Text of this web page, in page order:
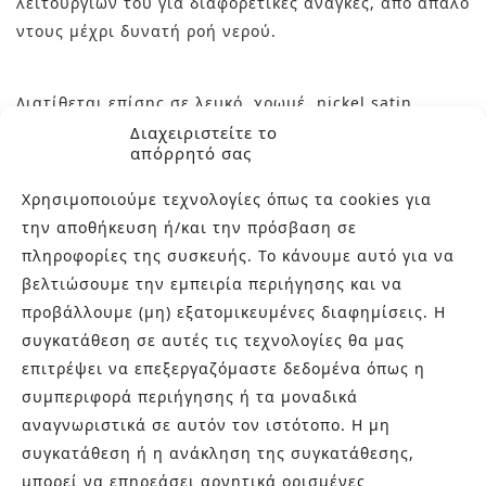
Διαχειριστείτε το
απόρρητό σας
Χρησιμοποιούμε τεχνολογίες όπως τα cookies για
την αποθήκευση ή/και την πρόσβαση σε
πληροφορίες της συσκευής. Το κάνουμε αυτό για να
βελτιώσουμε την εμπειρία περιήγησης και να
προβάλλουμε (μη) εξατομικευμένες διαφημίσεις. Η
συγκατάθεση σε αυτές τις τεχνολογίες θα μας
επιτρέψει να επεξεργαζόμαστε δεδομένα όπως η
συμπεριφορά περιήγησης ή τα μοναδικά
αναγνωριστικά σε αυτόν τον ιστότοπο. Η μη
συγκατάθεση ή η ανάκληση της συγκατάθεσης,
μπορεί να επηρεάσει αρνητικά ορισμένες
ντους μέχρι δυνατή ροή νερού.
Διατίθεται επίσης σε λευκό, χρωμέ, nickel satin,
brushed gold.
Χαρακτηριστικά:
Εντοιχισμένη μπαταρία ντους Alpha Black Matt με
δύο τρόπους λειτουργίας
Κεφαλή ντους Atlas C25 (25×25 cm) με ματ μαύρο
φινίρισμα
Χειρολαβή ντους Nite-E, ματ μαύρο, με
ρυθμιζόμενες λειτουργίες
Πολυτελής και ανθεκτική κατασκευή
Ιδανικό για μοντέρνα και minimal μπάνια
Ανακαλύψτε τη στήλη ντους Alpha Black Matt για ένα